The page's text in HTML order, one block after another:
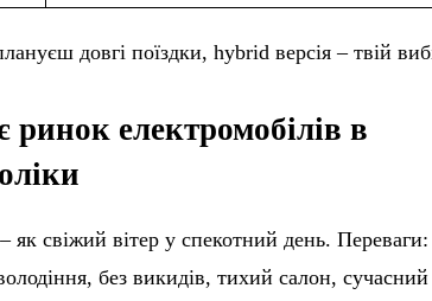
довгі поїздки, hybrid версія – твій
електромобілів в
свіжий вітер у спекотний день. Переваги:
без викидів, тихий салон, сучасний